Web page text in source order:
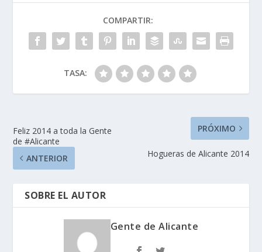
COMPARTIR:
TASA:
Feliz 2014 a toda la Gente
de #Alicante
ANTERIOR
PRÓXIMO
Hogueras de Alicante 2014
SOBRE EL AUTOR
Gente de Alicante